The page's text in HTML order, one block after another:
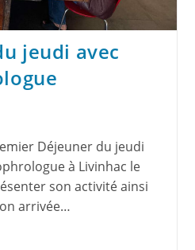
jeudi avec
Déjeuner du jeudi
à Livinhac le
son activité ainsi
arrivée…